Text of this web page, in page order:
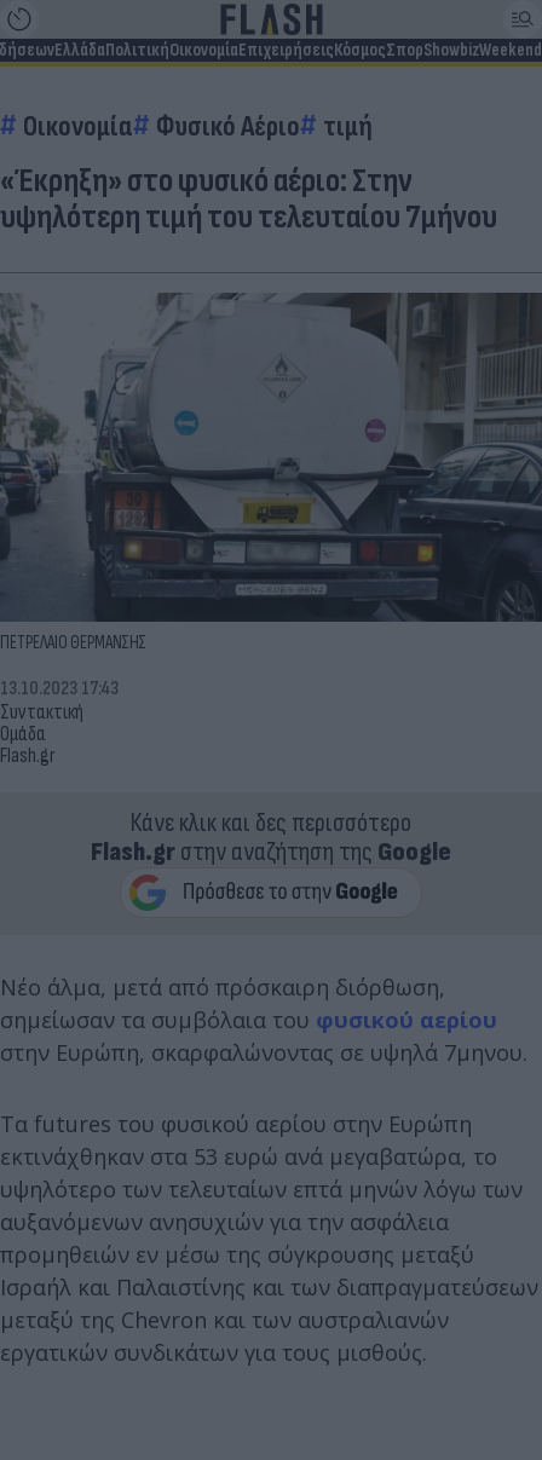
ΕλλάδαΠολιτικήΟικονομίαΕπιχειρήσειςΚόσμοςΣπορShowbizWeekend
Οικονομία Φυσικό Αέριο τιμή
«Έκρηξη» στο φυσικό αέριο: Στην
υψηλότερη τιμή του τελευταίου 7μήνου
ΠΕΤΡΕΛΑΙΟ ΘΕΡΜΑΝΣΗΣ
Συντακτική
Ομάδα
Flash.gr
13.10.2023 17:43
Κάνε κλικ και δες περισσότερο
Flash.grστην αναζήτηση της Google
Νέο άλμα, μετά από πρόσκαιρη διόρθωση,
σημείωσαν τα συμβόλαια του φυσικού αερίου
στην Ευρώπη, σκαρφαλώνοντας σε υψηλά 7μηνου.
Τα futures του φυσικού αερίου στην Ευρώπη
εκτινάχθηκαν στα 53 ευρώ ανά μεγαβατώρα, το
υψηλότερο των τελευταίων επτά μηνών λόγω των
αυξανόμενων ανησυχιών για την ασφάλεια
προμηθειών εν μέσω της σύγκρουσης μεταξύ
Ισραήλ και Παλαιστίνης και των διαπραγματεύσεων
μεταξύ της Chevron και των αυστραλιανών
εργατικών συνδικάτων για τους μισθούς.